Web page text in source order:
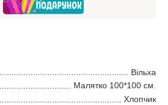
Вільха
Малятко 100*100 см.
Хлопчик